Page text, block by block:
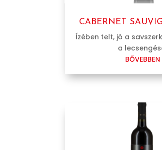
CABERNET
Ízében telt, jó a
a
BŐVEBBEN